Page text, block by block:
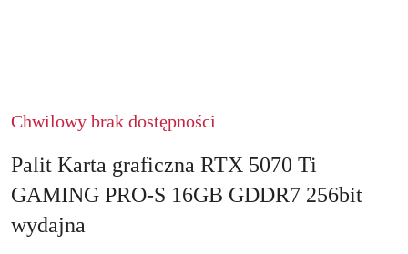
Chwilowy brak dostępności
Palit Karta graficzna RTX 5070 Ti
GAMING PRO-S 16GB GDDR7 256bit
wydajna